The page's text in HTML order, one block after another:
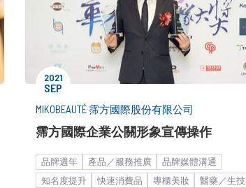
2021
SEP
MIKOBEAUTÉ 霈方國際股份有限公司
霈方國際企業公關形象宣傳操作
品牌週年 產品／服務推廣
品牌媒體溝通
知名度提升
快速消費品 專櫃美妝
醫藥／生技